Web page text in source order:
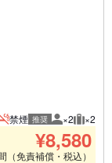
禁煙 推奨 推奨人数
×2 推奨
×2
¥8,580
（免責補償・税込）